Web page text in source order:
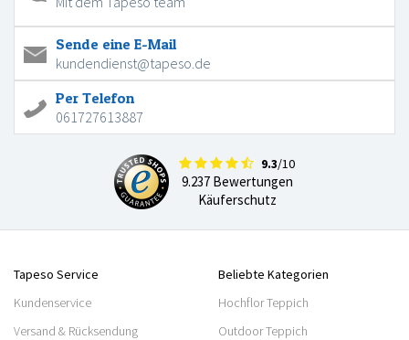
Sende eine E-Mail
kundendienst@tapeso.de
Per Telefon
061727613887
9.3/10
9.237 Bewertungen
Käuferschutz
Tapeso Service
Kundenservice
Versand & Rücksendung
Beliebte Kategorien
Hochflor Teppich
Outdoor Teppich